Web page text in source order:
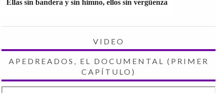
Ellas sin bandera y sin himno, ellos sin vergüenza
VIDEO
APEDREADOS, EL DOCUMENTAL (PRIMER
CAPÍTULO)